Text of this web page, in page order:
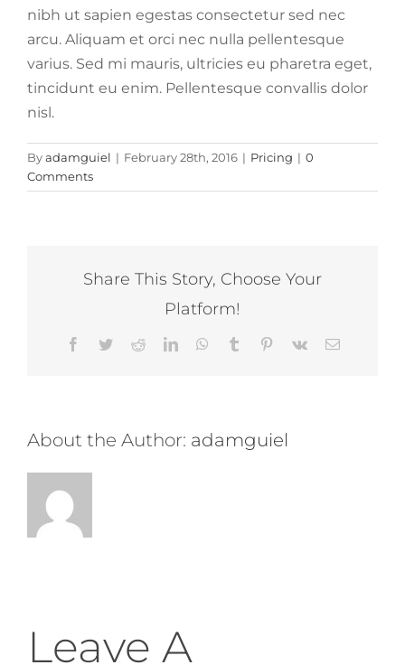
nibh ut sapien egestas consectetur sed nec
arcu. Aliquam et orci nec nulla pellentesque
varius. Sed mi mauris, ultricies eu pharetra eget,
tincidunt eu enim. Pellentesque convallis dolor
nisl.
Byadamguiel | February 28th, 2016 | Pricing | 0
Comments
Share This Story, Choose Your
Platform!
Facebook
TwitterRedditLinkedInWhatsApp
Tumblr Pinterest
Vk Email
About the Author: adamguiel
Leave A